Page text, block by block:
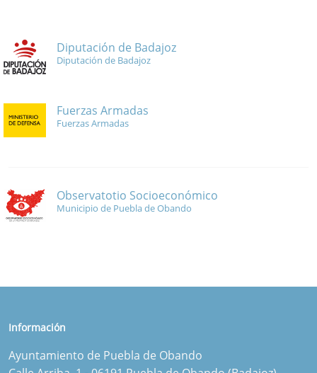
Diputación de Badajoz
Diputación de Badajoz
Fuerzas Armadas
Fuerzas Armadas
Observatotio Socioeconómico
Municipio de Puebla de Obando
Información
Ayuntamiento de Puebla de Obando